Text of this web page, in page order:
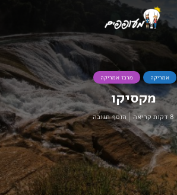
אמריקה מרכז אמריקה
מקסיקו
8 דקות קריאה הוסף תגובה